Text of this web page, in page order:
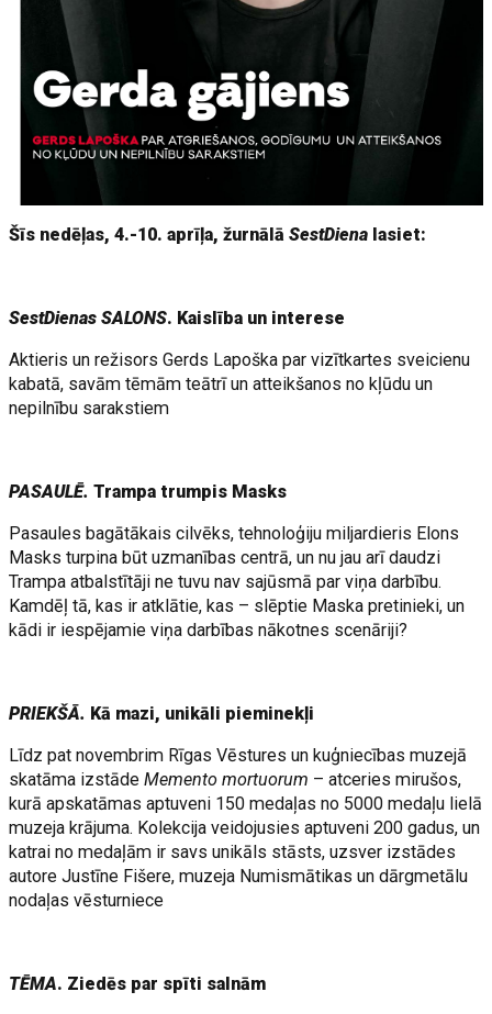
Šīs nedēļas, 4.-10. aprīļa, žurnālāSestDiena lasiet:
SestDienas SALONS. Kaislība un interese
Aktieris un režisors Gerds Lapoška par vizītkartes sveicienu
kabatā, savām tēmām teātrī un atteikšanos no kļūdu un
nepilnību sarakstiem
PASAULĒ.Trampa trumpis Masks
Pasaules bagātākais cilvēks, tehnoloģiju miljardieris Elons
Masks turpina būt uzmanības centrā, un nu jau arī daudzi
Trampa atbalstītāji ne tuvu nav sajūsmā par viņa darbību.
Kamdēļ tā, kas ir atklātie, kas – slēptie Maska pretinieki, un
kādi ir iespējamie viņa darbības nākotnes scenāriji?
PRIEKŠĀ. Kā mazi, unikāli pieminekļi
Līdz pat novembrim Rīgas Vēstures un kuģniecības muzejā
skatāma izstādeMemento mortuorum – atceries mirušos,
kurā apskatāmas aptuveni 150 medaļas no 5000 medaļu lielā
muzeja krājuma. Kolekcija veidojusies aptuveni 200 gadus, un
katrai no medaļām ir savs unikāls stāsts, uzsver izstādes
autore Justīne Fišere, muzeja Numismātikas un dārgmetālu
nodaļas vēsturniece
TĒMA. Ziedēs par spīti salnām